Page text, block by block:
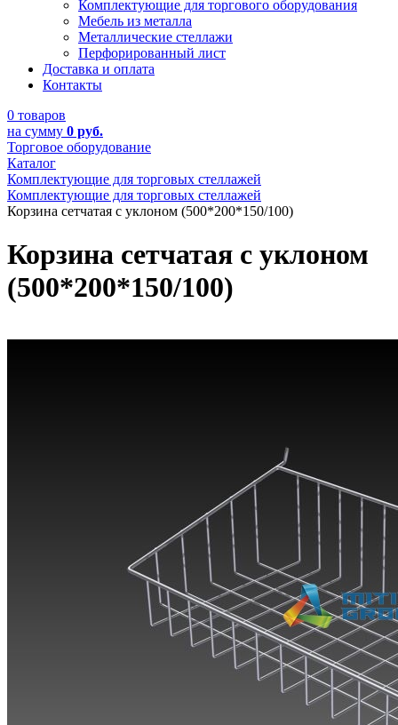
Комплектующие для торгового оборудования
Мебель из металла
Металлические стеллажи
Перфорированный лист
Доставка и оплата
Контакты
0 товаров
на сумму 0 руб.
Торговое оборудование
Каталог
Комплектующие для торговых стеллажей
Комплектующие для торговых стеллажей
Корзина сетчатая с уклоном (500*200*150/100)
Корзина сетчатая с уклоном
(500*200*150/100)